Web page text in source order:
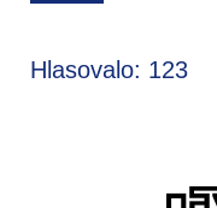
Hlasovalo: 123